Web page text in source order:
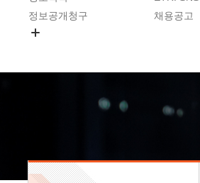
정보공개청구
채용공고